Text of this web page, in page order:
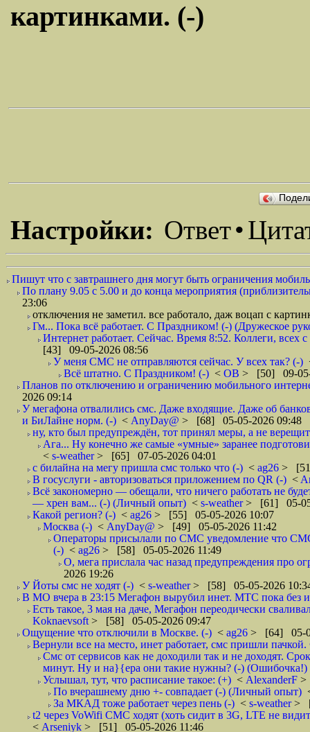
картинками. (-)
Настройки: Ответ•
Пишут что с завтрашнего дня могут быть ограничения
По плану 9.05 с 5.00 и до конца мероприятия
23:06
отключения не заметил. все работало, даж воцап с
Гм... Пока всё работает. С Праздником! (-) (Дружеское
Интернет работает. Сейчас. Время 8:52. Коллеги,
[43] 09-05-2026 08:56
У меня СМС не отправляются сейчас. У всех так? (-)
Всё штатно. С Праздником! (-) < ОВ > [50] 09-05-
Планов по отключению и ограничению мобильного
2026 09:14
У мегафона отвалились смс. Даже входящие. Даже об
и БиЛайне норм. (-) < AnyDay@ > [68] 05-05-2026 09:48
ну, кто был предупреждён, тот принял меры, а не
Ага... Ну конечно же самые «умные» заранее
< s-weather> [65] 07-05-2026 04:01
с билайна на мегу пришла смс только что (-) < ag26 >
В госуслуги - авторизоваться приложением по QR (-) <
Всё закономерно — обещали, что ничего работать не
— хрен вам... (-) (Личный опыт) < s-weather> [61] 05-
Какой регион? (-) < ag26 > [55] 05-05-2026 10:07
Москва (-) < AnyDay@ > [49] 05-05-2026 11:42
Операторы присылали по СМС уведомление что
(-) < ag26 > [58] 05-05-2026 11:49
О, мега прислала час назад предупреждения про
2026 19:26
У Йоты смс не ходят (-) < s-weather> [58] 05-05-2026
В МО вчера в 23:15 Мегафон вырубил инет. МТС пока без
Есть такое, 3 мая на даче, Мегафон переодически
Koknaevsoft > [58] 05-05-2026 09:47
Ощущение что отключили в Москве. (-) < ag26 > [64] 05-
Вернули все на место, инет работает, смс пришли
Смс от сервисов как не доходили так и не доходят.
минут. Ну и на}{ера они такие нужны? (-) (Ошибочка!)
Услышал, тут, что расписание такое: (+) < AlexanderF >
По вчерашнему дню +- совпадает (-) (Личный опыт)
За МКАД тоже работает через пень (-) < s-weather>
t2 через VoWifi СМС ходят (хоть сидит в 3G, LTE не
< Arseniyk > [51] 05-05-2026 11:46